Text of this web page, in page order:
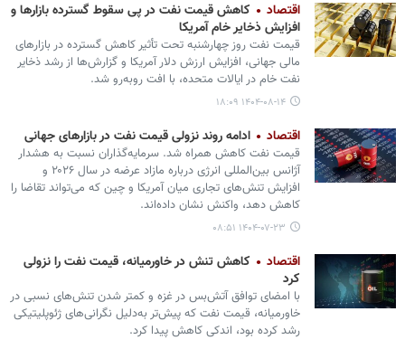
اقتصاد
کاهش قیمت نفت در پی سقوط گسترده بازارها و
افزایش ذخایر خام آمریکا
قیمت‌ نفت روز چهارشنبه تحت تأثیر کاهش گسترده در بازارهای
مالی جهانی، افزایش ارزش دلار آمریکا و گزارش‌ها از رشد ذخایر
نفت خام در ایالات متحده، با افت روبه‌رو شد.
۱۴۰۴-۰۸-۱۴ ۱۸:۰۹
اقتصاد ادامه روند نزولی قیمت نفت در بازارهای جهانی
قیمت نفت کاهش همراه شد. سرمایه‌گذاران نسبت به هشدار
آژانس بین‌المللی انرژی درباره مازاد عرضه در سال ۲۰۲۶ و
افزایش تنش‌های تجاری میان آمریکا و چین که می‌تواند تقاضا را
کاهش دهد، واکنش نشان داده‌اند.
۱۴۰۴-۰۷-۲۳ ۰۸:۵۱
اقتصاد
کاهش تنش در خاورمیانه، قیمت نفت را نزولی
کرد
با امضای توافق آتش‌بس در غزه و کمتر شدن تنش‌های نسبی در
خاورمیانه، قیمت نفت که پیش‌تر به‌دلیل نگرانی‌های ژئوپلیتیکی
رشد کرده بود، اندکی کاهش پیدا کرد.